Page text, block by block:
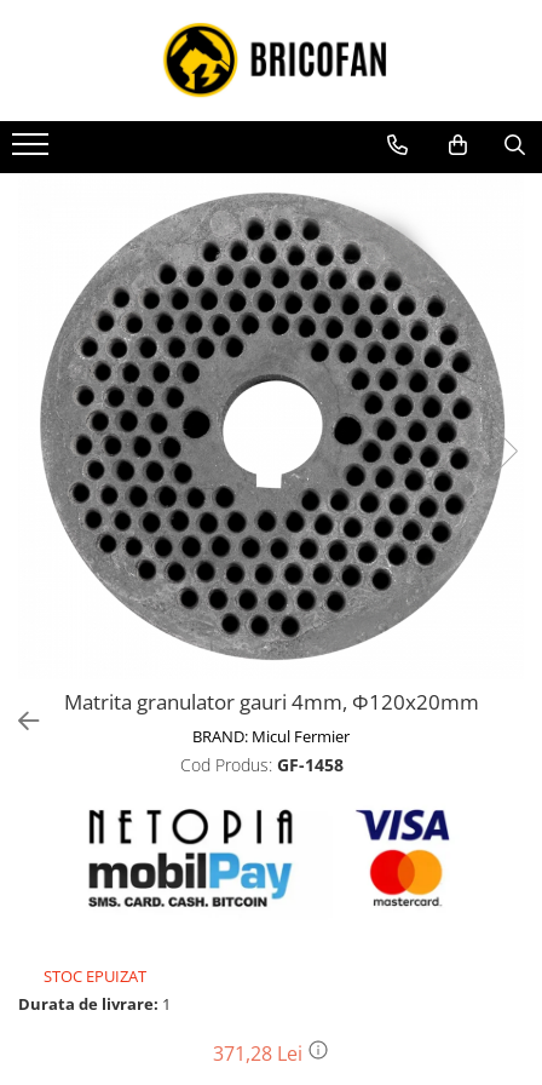
Toate Produsele
Vehicule electrice
Atv
Masini electrice
Motocross
Piese de schimb vehicule electrice
Scutere electrice
Scutere pe benzina
Tricicluri cargo fara permis
Tricicluri persoane
Trotinete electrice
Biciclete, trotinete, triciclete
Biciclete electrice
Motoburghie si accesorii
Accesorii motoburghie
Drujbe, fierastraie electrice
Drujbe pe benzina
Drujbe cu acumulator
Consumabile drujbe, fierastraie
Drujbe electrice
Unelte electrice busteni
Batoze - mori desfacat porumb
Matrita granulator gauri 4mm, Φ120x20mm
BRAND: Micul Fermier
Cod Produs: GF-1458
STOC EPUIZAT
Durata de livrare: 1
371,28 Lei